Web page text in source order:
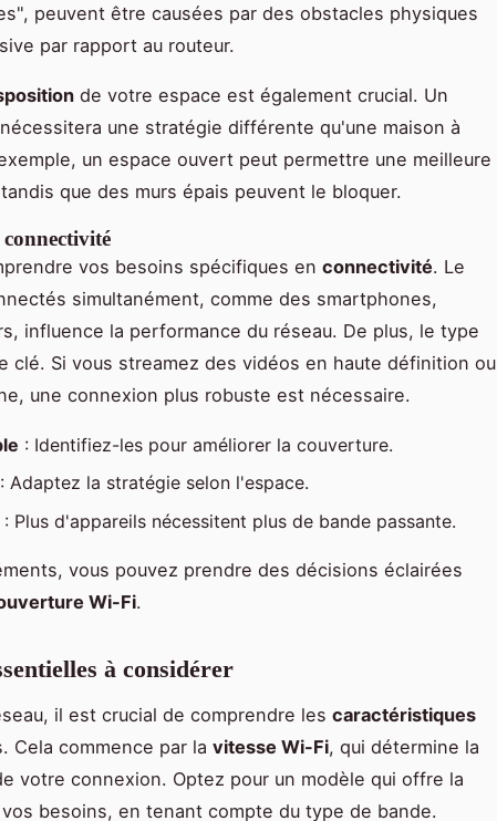
peuvent être causées par des obstacles physiques
par rapport au routeur.
de votre espace est également crucial. Un
une stratégie différente qu'une maison à
un espace ouvert peut permettre une meilleure
que des murs épais peuvent le bloquer.
connectivité
vos besoins spécifiques en connectivité. Le
simultanément, comme des smartphones,
influence la performance du réseau. De plus, le type
clé. Si vous streamez des vidéos en haute définition ou
une connexion plus robuste est nécessaire.
: Identifiez-les pour améliorer la couverture.
: Adaptez la stratégie selon l'espace.
: Plus d'appareils nécessitent plus de bande passante.
vous pouvez prendre des décisions éclairées
Wi-Fi.
à considérer
il est crucial de comprendre les caractéristiques
Cela commence par la vitesse Wi-Fi, qui détermine la
votre connexion. Optez pour un modèle qui offre la
besoins, en tenant compte du type de bande.